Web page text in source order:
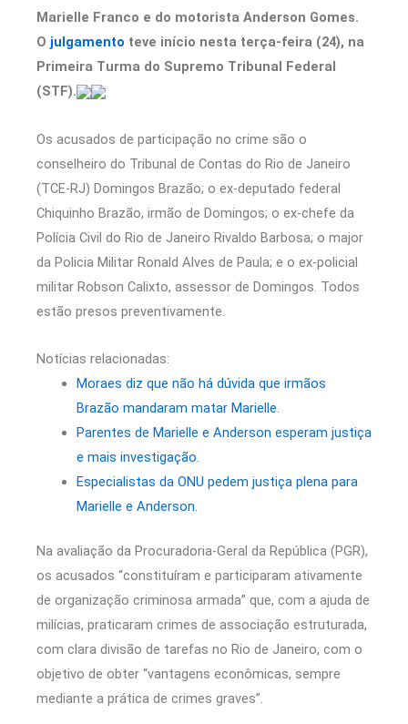
Marielle Franco e do motorista Anderson Gomes.
O julgamento teve início nesta terça-feira (24), na
Primeira Turma do Supremo Tribunal Federal
(STF).
Os acusados de participação no crime são o
conselheiro do Tribunal de Contas do Rio de Janeiro
(TCE-RJ) Domingos Brazão; o ex-deputado federal
Chiquinho Brazão, irmão de Domingos; o ex-chefe da
Polícia Civil do Rio de Janeiro Rivaldo Barbosa; o major
da Policia Militar Ronald Alves de Paula; e o ex-policial
militar Robson Calixto, assessor de Domingos. Todos
estão presos preventivamente.
Notícias relacionadas:
Moraes diz que não há dúvida que irmãos
Brazão mandaram matar Marielle.
Parentes de Marielle e Anderson esperam justiça
e mais investigação.
Especialistas da ONU pedem justiça plena para
Marielle e Anderson.
Na avaliação da Procuradoria-Geral da República (PGR),
os acusados “constituíram e participaram ativamente
de organização criminosa armada” que, com a ajuda de
milícias, praticaram crimes de associação estruturada,
com clara divisão de tarefas no Rio de Janeiro, com o
objetivo de obter “vantagens econômicas, sempre
mediante a prática de crimes graves”.